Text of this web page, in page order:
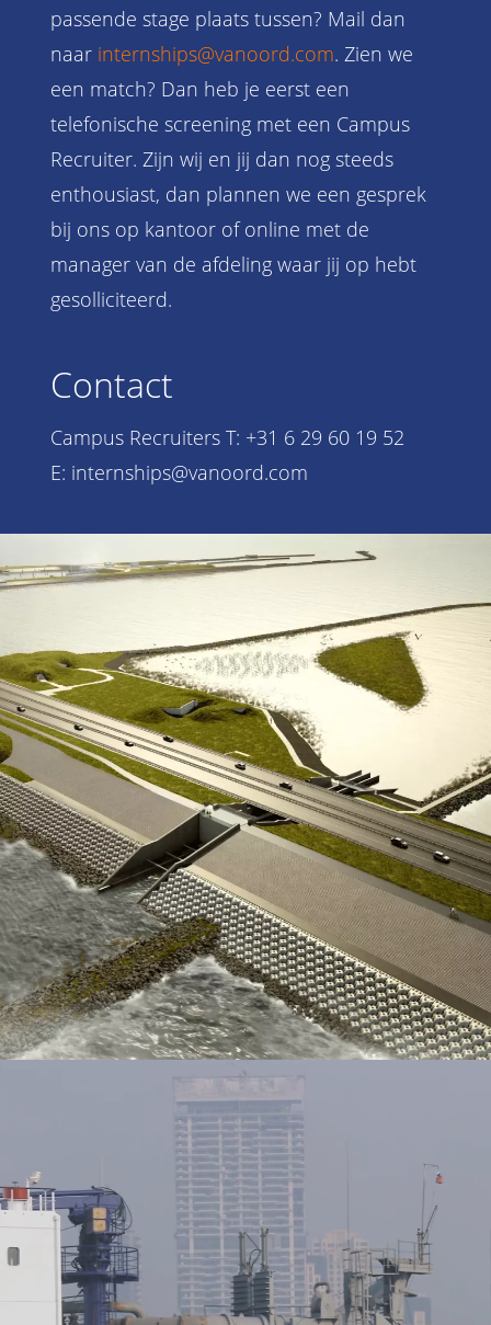
passende stage plaats tussen? Mail dan
naar internships@vanoord.com. Zien we
een match? Dan heb je eerst een
telefonische screening met een Campus
Recruiter. Zijn wij en jij dan nog steeds
enthousiast, dan plannen we een gesprek
bij ons op kantoor of online met de
manager van de afdeling waar jij op hebt
gesolliciteerd.
Contact
Campus Recruiters T: +31 6 29 60 19 52
E: internships@vanoord.com